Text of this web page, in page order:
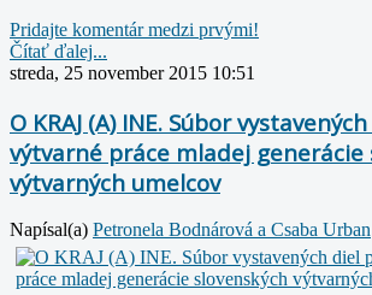
Pridajte komentár medzi prvými!
Čítať ďalej...
streda, 25 november 2015 10:51
O KRAJ (A) INE. Súbor
výtvarné práce mladej generácie
výtvarných umelcov
Napísal(a) Petronela Bodnárová a Csaba Urban